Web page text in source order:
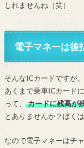
しれませんね（笑）
電子マネーは後
そんなICカードですが
あくまで乗車ICカード
って、
カードに残高が
とありませんか？ぼく
なので電子マネーはチ